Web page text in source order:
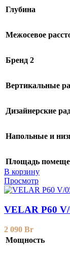
Глубина
Межосевое
Бренд 2
Вертикальные
Дизайнерские
Напольные и
Площадь
В корзину
Просмотр
VELAR P60 V/
2 090 Br
Мощность